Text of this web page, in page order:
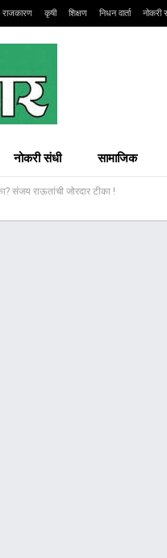
राजकारण कृषी शिक्षण निधन वार्ता नोकरी
नोकरी संधी सामाजिक
संजय राऊतांची जोरदार टीका !